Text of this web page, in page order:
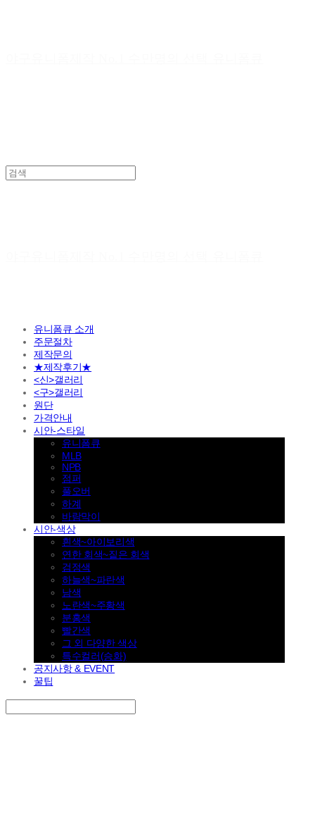
유니폼큐 소개
주문절차
제작문의
★제작후기★
<신>갤러리
<구>갤러리
원단
가격안내
시안-스타일
유니폼큐
MLB
NPB
점퍼
풀오버
하계
바람막이
시안-색상
흰색~아이보리색
연한 회색~짙은 회색
검정색
하늘색~파란색
남색
노란색~주황색
분홍색
빨간색
그 외 다양한 색상
특수컬러(승화)
공지사항 & EVENT
꿀팁